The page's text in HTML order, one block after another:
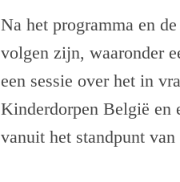
Na het programma en
volgen zijn, waaronder
een sessie over het in
Kinderdorpen België en
vanuit het standpunt van